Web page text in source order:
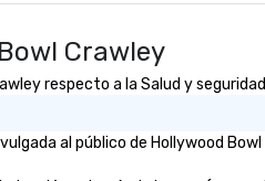
Crawley
respecto a la Salud y
al público de Hollywood